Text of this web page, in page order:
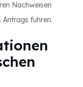
Nachweisen
Antrags führen.